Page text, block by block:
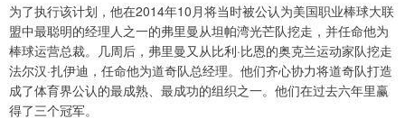
为了执行该计划，他在2014年10月将当时被公认为美国职业棒球大联
盟中最聪明的经理人之一的弗里曼从坦帕湾光芒队挖走，并任命他为
棒球运营总裁。几周后，弗里曼又从比利·比恩的奥克兰运动家队挖走
法尔汉·扎伊迪，任命他为道奇队总经理。他们齐心协力将道奇队打造
成了体育界公认的最成熟、最成功的组织之一。他们在过去六年里赢
得了三个冠军。